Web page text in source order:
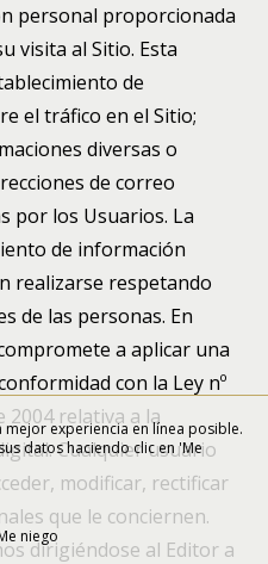
personal proporcionada
visita al Sitio. Esta
de
el tráfico en el Sitio;
diversas o
de correo
por los Usuarios. La
de información
realizarse respetando
de las personas. En
a aplicar una
con la Ley nº
2004 relativa a la
Cualquier usuario
modificar, rectificar
que le conciernen.
dirigiéndose al Editor a
experiencia en línea posible.
datos haciendo clic en 'Me
niego